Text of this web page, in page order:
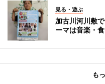
見る・遊ぶ
加古川河川敷
ーマは音楽・
も